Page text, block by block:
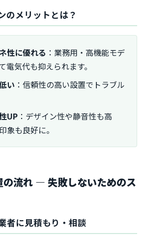
のメリットとは？
性に優れる ：業務用・高機能モデ
電気代も抑えられます。
い ：信頼性の高い設置でトラブル
UP ：デザイン性や静音性も高
象も良好に。
の流れ ― 失敗しないためのス
者に見積もり・相談